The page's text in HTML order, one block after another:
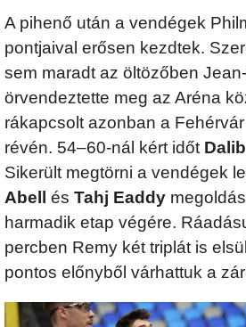
A pihenő után a vendégek
pontjaival erősen kezdtek.
sem maradt az öltözőben
örvendeztette meg az Aréna
rákapcsolt azonban a
révén. 54–60-nál kért időt
Sikerült megtörni a vendégek
Abell és Tahj Eaddy
harmadik etap végére.
percben Remy két triplát is
pontos előnyből várhattuk a